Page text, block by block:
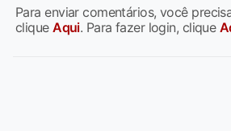
Para enviar comentários, você
cliqueAqui. Para fazer login, clique